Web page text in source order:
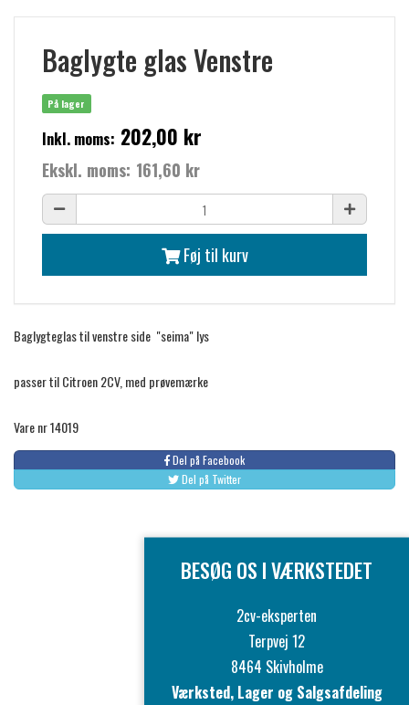
Baglygte glas Venstre
På lager
Inkl. moms: 202,00 kr
Ekskl. moms: 161,60 kr
Føj til kurv
Baglygteglas til venstre side "seima" lys
passer til Citroen 2CV, med prøvemærke
Vare nr 14019
Del på Facebook
Del på Twitter
BESØG OS I VÆRKSTEDET
2cv-eksperten
Terpvej 12
8464 Skivholme
Værksted, Lager og Salgsafdeling